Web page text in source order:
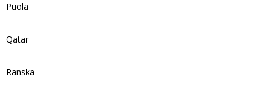
Puola
Qatar
Ranska